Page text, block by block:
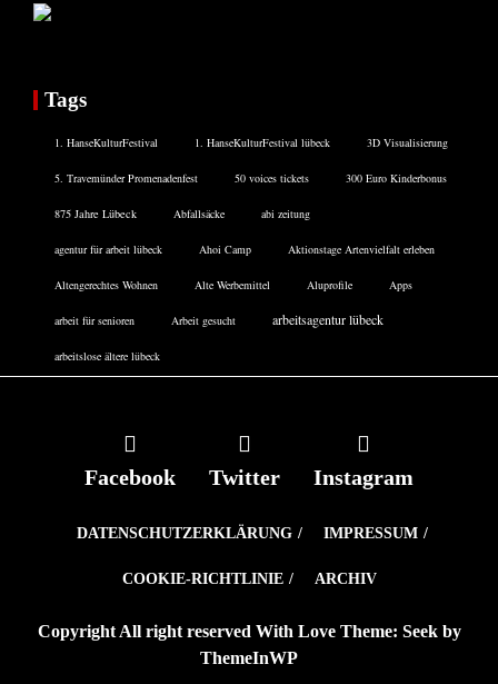
Tags
1. HanseKulturFestival 1. HanseKulturFestival lübeck 3D Visualisierung
5. Travemünder Promenadenfest 50 voices tickets 300 Euro Kinderbonus
875 Jahre Lübeck Abfallsäcke abi zeitung
agentur für arbeit lübeck Ahoi Camp Aktionstage Artenvielfalt erleben
Altengerechtes Wohnen Alte Werbemittel Aluprofile Apps
arbeit für senioren Arbeit gesucht arbeitsagentur lübeck
arbeitslose ältere lübeck
Facebook Twitter Instagram
DATENSCHUTZERKLÄRUNG IMPRESSUM
COOKIE-RICHTLINIE ARCHIV
Copyright All right reserved With Love Theme: Seek by
ThemeInWP